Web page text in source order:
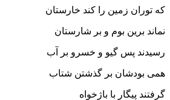
که توران زمین را کند خارستان
نماند برین بوم و بر شارستان‏
رسیدند پس گیو و خسرو بر آب
همى بودشان بر گذشتن شتاب‏
گرفتند پیگار با باژخواه